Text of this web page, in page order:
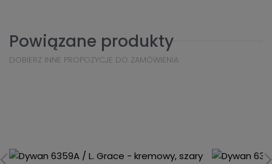
Powiązane produkty
DOBIERZ INNE PROPOZYCJE DO ZAMÓWIENIA